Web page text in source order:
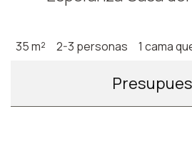
35 m² 2-3 personas 1 cama